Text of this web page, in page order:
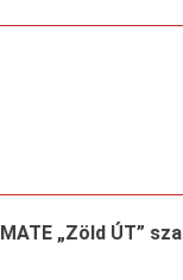
MATE „Zöld ÚT”